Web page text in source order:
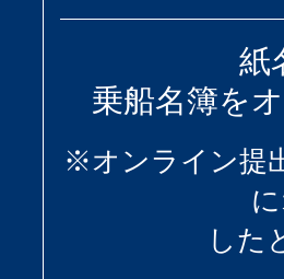
紙
乗船名簿を
※オンライン提
した